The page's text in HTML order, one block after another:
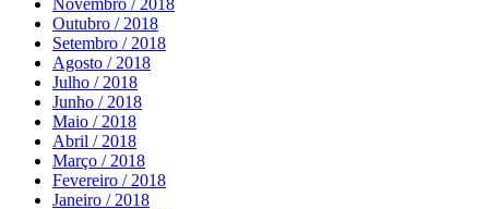
Novembro / 2018
Outubro / 2018
Setembro / 2018
Agosto / 2018
Julho / 2018
Junho / 2018
Maio / 2018
Abril / 2018
Março / 2018
Fevereiro / 2018
Janeiro / 2018